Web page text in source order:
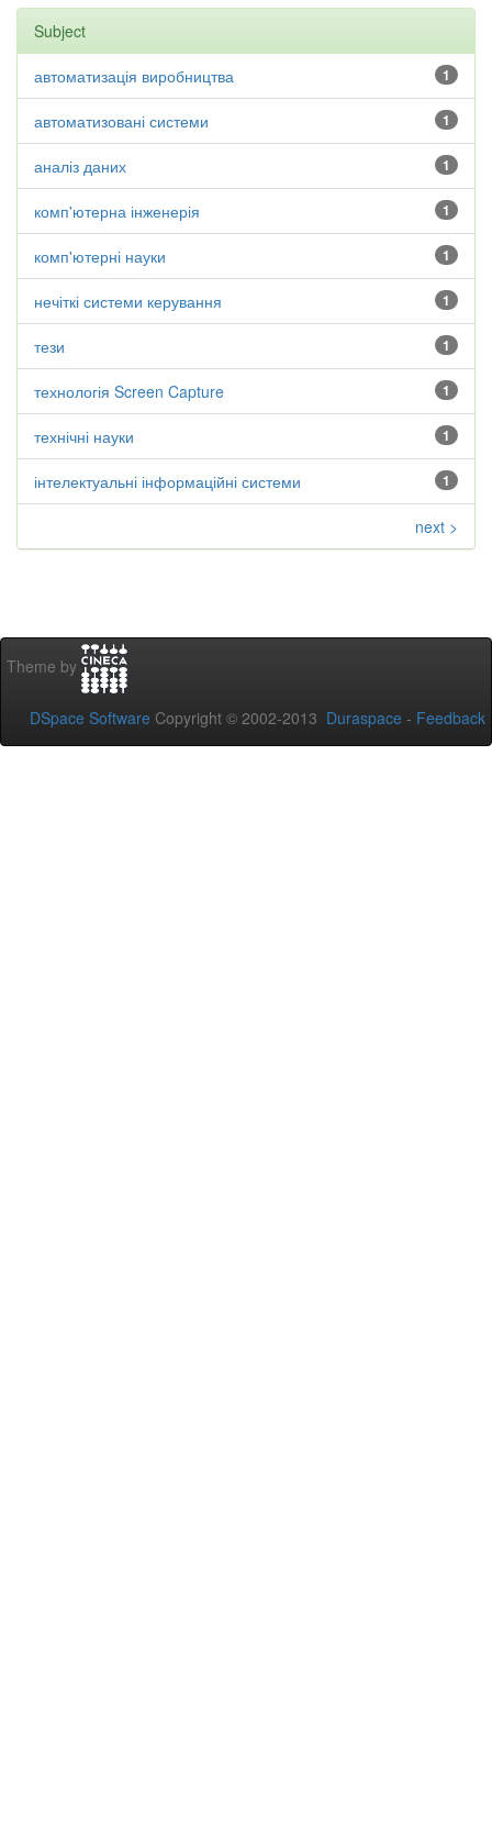
Subject
1
автоматизація виробництва
1
автоматизовані системи
1
аналіз даних
1
комп'ютерна інженерія
1
комп'ютерні науки
1
нечіткі системи керування
1
тези
1
технологія Screen Capture
1
технічні науки
1
інтелектуальні інформаційні системи
next >
Theme by
DSpace Software Copyright © 2002-2013 Duraspace - Feedback